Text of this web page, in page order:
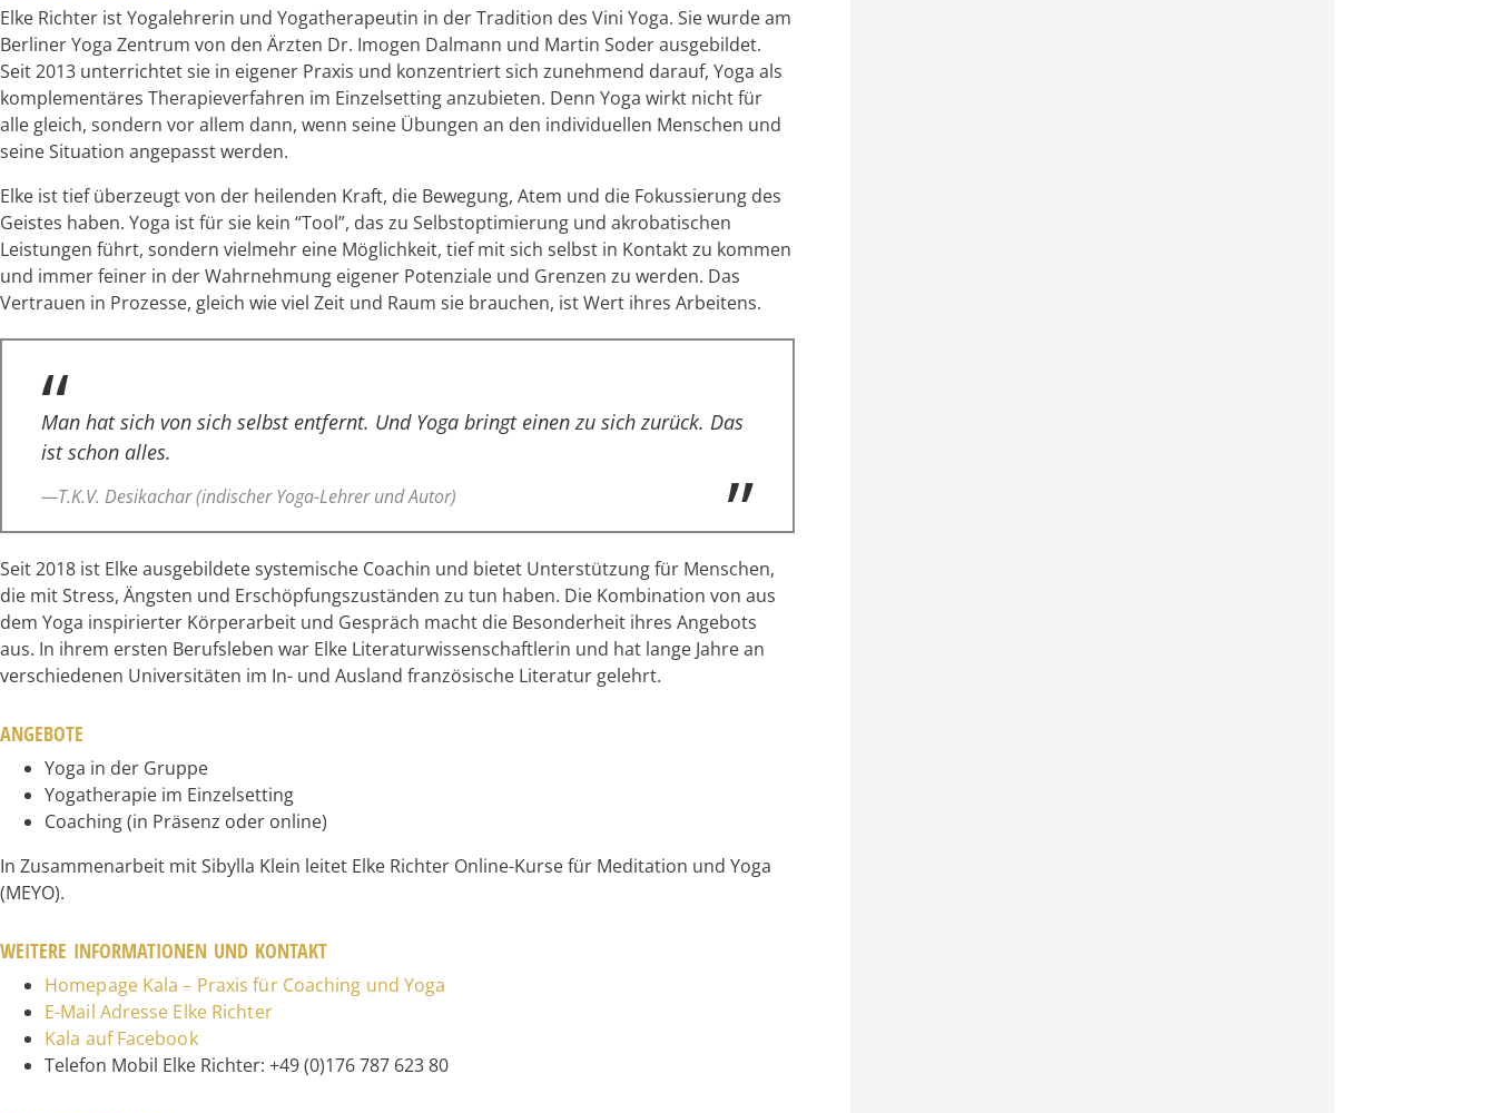
Elke Richter ist Yogalehrerin und Yogatherapeutin in der Tradition des Vini Yoga. Sie wurde am
Berliner Yoga Zentrum von den Ärzten Dr. Imogen Dalmann und Martin Soder ausgebildet.
Seit 2013 unterrichtet sie in eigener Praxis und konzentriert sich zunehmend darauf, Yoga als
komplementäres Therapieverfahren im Einzelsetting anzubieten. Denn Yoga wirkt nicht für
alle gleich, sondern vor allem dann, wenn seine Übungen an den individuellen Menschen und
seine Situation angepasst werden.
Elke ist tief überzeugt von der heilenden Kraft, die Bewegung, Atem und die Fokussierung des
Geistes haben. Yoga ist für sie kein “Tool”, das zu Selbstoptimierung und akrobatischen
Leistungen führt, sondern vielmehr eine Möglichkeit, tief mit sich selbst in Kontakt zu kommen
und immer feiner in der Wahrnehmung eigener Potenziale und Grenzen zu werden. Das
Vertrauen in Prozesse, gleich wie viel Zeit und Raum sie brauchen, ist Wert ihres Arbeitens.
Man hat sich von sich selbst entfernt. Und Yoga bringt einen zu sich zurück. Das
ist schon alles.
—T.K.V. Desikachar (indischer Yoga-Lehrer und Autor)
Seit 2018 ist Elke ausgebildete systemische Coachin und bietet Unterstützung für Menschen,
die mit Stress, Ängsten und Erschöpfungszuständen zu tun haben. Die Kombination von aus
dem Yoga inspirierter Körperarbeit und Gespräch macht die Besonderheit ihres Angebots
aus. In ihrem ersten Berufsleben war Elke Literaturwissenschaftlerin und hat lange Jahre an
verschiedenen Universitäten im In- und Ausland französische Literatur gelehrt.
ANGEBOTE
Yoga in der Gruppe
Yogatherapie im Einzelsetting
Coaching (in Präsenz oder online)
In Zusammenarbeit mit Sibylla Klein leitet Elke Richter Online-Kurse für Meditation und Yoga
(MEYO).
WEITERE INFORMATIONEN UND KONTAKT
Homepage Kala – Praxis für Coaching und Yoga
E-Mail Adresse Elke Richter
Kala auf Facebook
Telefon Mobil Elke Richter: +49 (0)176 787 623 80